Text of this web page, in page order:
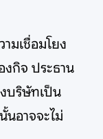
มเชื่อมโยง
งกิจ ประธาน
บริษัทเป็น
นอาจจะไม่